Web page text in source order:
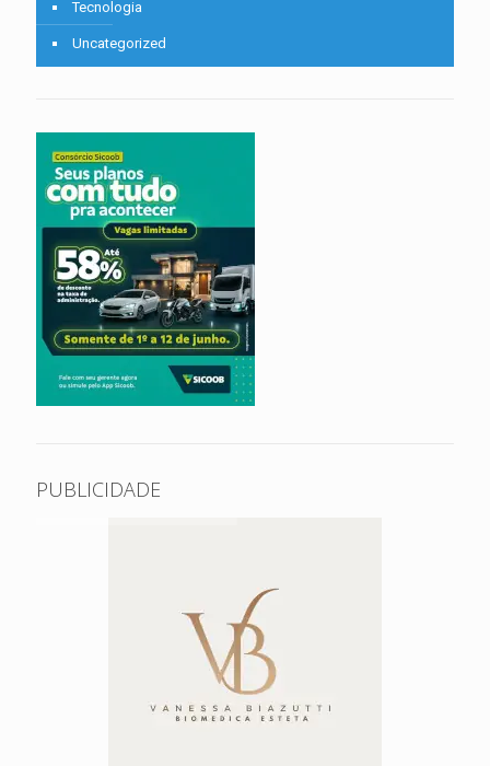
Tecnologia
Uncategorized
PUBLICIDADE